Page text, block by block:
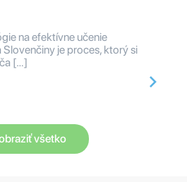
na efektívne učenie
je proces, ktorý si
[…]
všetko